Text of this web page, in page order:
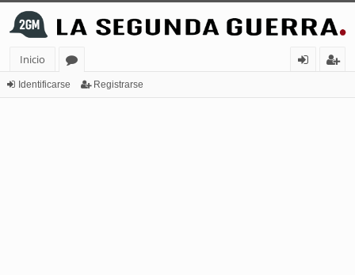
Inicio
or
Identificarse Registrarse